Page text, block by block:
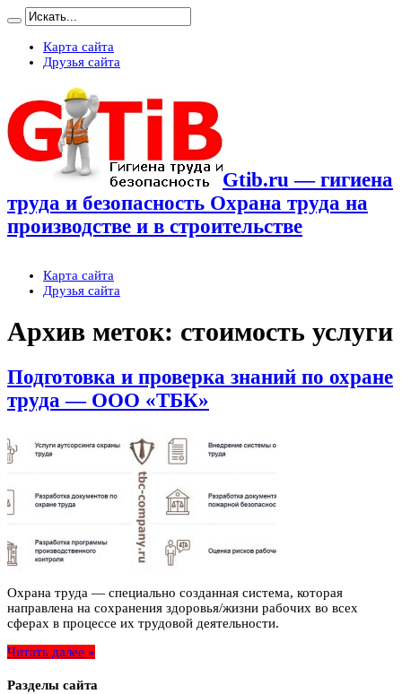
Карта сайта
Друзья сайта
Gtib.ru — гигиена
труда и безопасность Охрана труда на
производстве и в строительстве
Карта сайта
Друзья сайта
Архив меток: стоимость услуги
Подготовка и проверка знаний по охране
труда — ООО «ТБК»
Охрана труда — специально созданная система, которая
направлена на сохранения здоровья/жизни рабочих во всех
сферах в процессе их трудовой деятельности.
Читать далее »
Разделы сайта